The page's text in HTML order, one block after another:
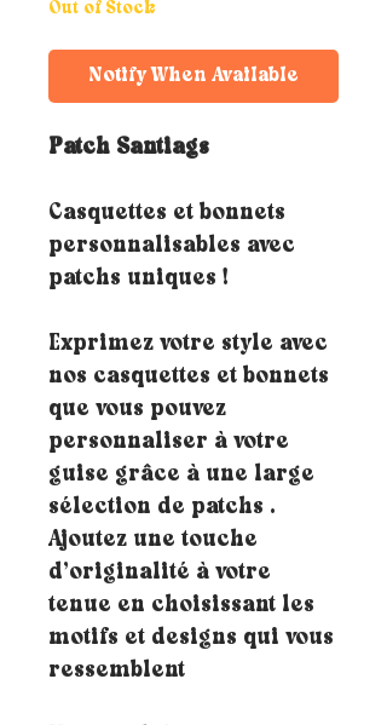
Out of Stock
Notify When Available
Patch Santiags
Casquettes et bonnets
personnalisables avec
patchs uniques !
Exprimez votre style avec
nos casquettes et bonnets
que vous pouvez
personnaliser à votre
guise grâce à une large
sélection de patchs .
Ajoutez une touche
d’originalité à votre
tenue en choisissant les
motifs et designs qui vous
ressemblent